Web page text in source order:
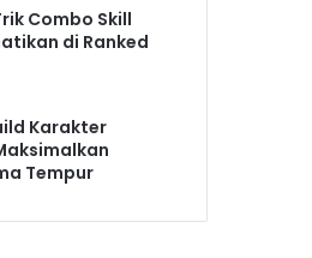
Combo Skill
di Ranked
Karakter
Tempur